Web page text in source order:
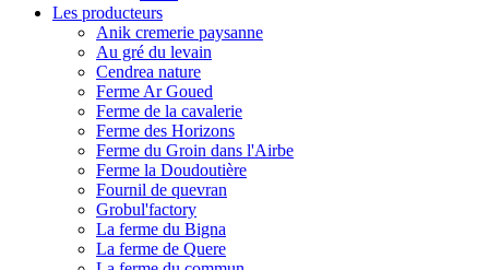
Les producteurs
Anik cremerie paysanne
Au gré du levain
Cendrea nature
Ferme Ar Goued
Ferme de la cavalerie
Ferme des Horizons
Ferme du Groin dans l'Airbe
Ferme la Doudoutière
Fournil de quevran
Grobul'factory
La ferme du Bigna
La ferme de Quere